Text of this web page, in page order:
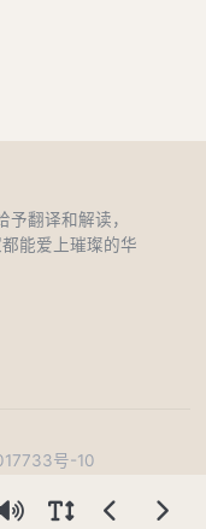
翻译和解读，
能爱上璀璨的华
号-10